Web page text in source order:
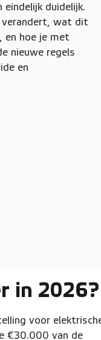
duidelijk.
wat dit
en hoe je met
nieuwe regels
en
in 2026?
voor
€30.000 van de